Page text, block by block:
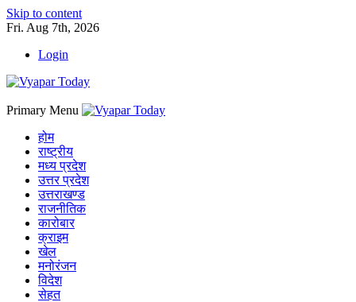
Skip to content
Fri. Aug 7th, 2026
Login
Primary Menu
होम
राष्ट्रीय
मध्य प्रदेश
उत्तर प्रदेश
उत्तराखण्ड
राजनीतिक
कारोबार
क्राइम
खेल
मनोरंजन
विदेश
सेहत